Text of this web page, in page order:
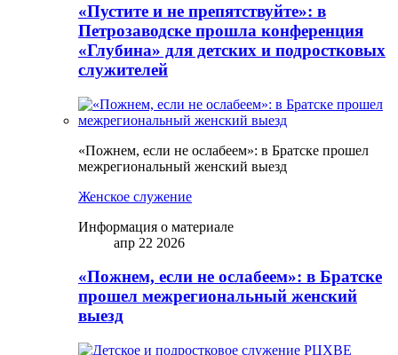
«Пустите и не препятствуйте»: в
Петрозаводске прошла конференция
«Глубина» для детских и подростковых
служителей
«Пожнем, если не ослабеем»: в Братске прошел
межрегиональный женский выезд
Женское служение
Информация о материале
апр 22 2026
«Пожнем, если не ослабеем»: в Братске
прошел межрегиональный женский
выезд